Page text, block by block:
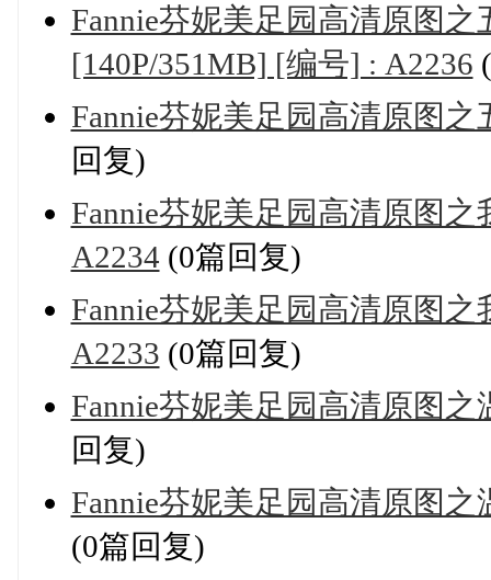
Fannie芬妮美足园高清原图
[140P/351MB] [编号] : A2236
Fannie芬妮美足园高清原图
回复)
Fannie芬妮美足园高清原图
A2234 (0篇回复)
Fannie芬妮美足园高清原图
A2233 (0篇回复)
Fannie芬妮美足园高清原图
回复)
Fannie芬妮美足园高清原图
(0篇回复)